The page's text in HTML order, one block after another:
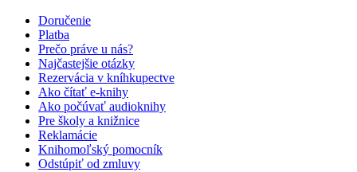
Doručenie
Platba
Prečo práve u nás?
Najčastejšie otázky
Rezervácia v kníhkupectve
Ako čítať e-knihy
Ako počúvať audioknihy
Pre školy a knižnice
Reklamácie
Knihomoľský pomocník
Odstúpiť od zmluvy